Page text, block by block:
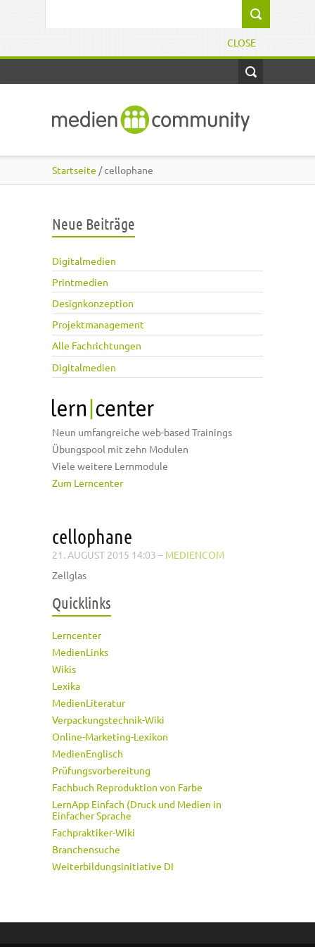
CLOSE
Startseite / cellophane
Neue Beiträge
Digitalmedien
Printmedien
Designkonzeption
Projektmanagement
Alle Fachrichtungen
Digitalmedien
Neun umfangreiche web-based Trainings
Übungspool mit zehn Modulen
Viele weitere Lernmodule
Zum Lerncenter
cellophane
21. AUGUST 2015 14:03 – MEDIENCOM
Zellglas
Quicklinks
Lerncenter
MedienLinks
Wikis
Lexika
MedienLiteratur
Verpackungstechnik-Wiki
Online-Marketing-Lexikon
MedienEnglisch
Prüfungsvorbereitung
Fachbuch Reproduktion von Farbe
LernApp Einfach (Druck und Medien in
Einfacher Sprache
Fachpraktiker-Wiki
Branchensuche
Weiterbildungsinitiative DI